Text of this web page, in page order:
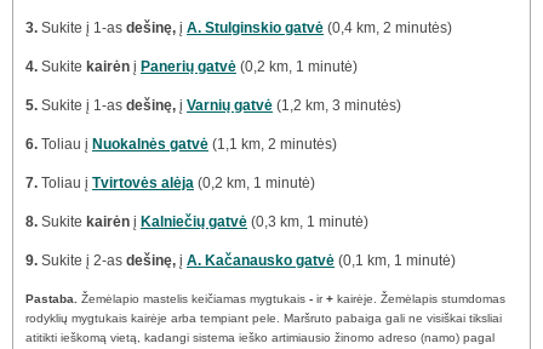
3. Sukite į 1-as dešinę, į A. Stulginskio gatvė (0,4 km, 2 minutės)
4. Sukite kairėn į Panerių gatvė (0,2 km, 1 minutė)
5. Sukite į 1-as dešinę, į Varnių gatvė (1,2 km, 3 minutės)
6. Toliau į Nuokalnės gatvė (1,1 km, 2 minutės)
7. Toliau į Tvirtovės alėja (0,2 km, 1 minutė)
8. Sukite kairėn į Kalniečių gatvė (0,3 km, 1 minutė)
9. Sukite į 2-as dešinę, į A. Kačanausko gatvė (0,1 km, 1 minutė)
Pastaba. Žemėlapio mastelis keičiamas mygtukais - ir+ kairėje. Žemėlapis stumdomas
rodyklių mygtukais kairėje arba tempiant pele. Maršruto pabaiga gali ne visiškai tiksliai
atitikti ieškomą vietą, kadangi sistema ieško artimiausio žinomo adreso (namo) pagal